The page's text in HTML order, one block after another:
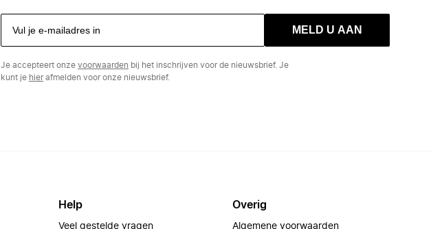
MELD U AAN
Je accepteert onze voorwaarden bij het inschrijven voor de nieuwsbrief. Je
kunt je hierafmelden voor onze nieuwsbrief.
Help
Veel gestelde vragen
Overig
Algemene voorwaarden